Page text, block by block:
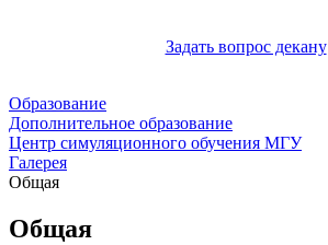
Задать вопрос декану
Образование
Дополнительное образование
Центр симуляционного обучения МГУ
Галерея
Общая
Общая